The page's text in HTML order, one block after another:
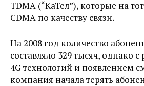
TDMA (“КаТел”), которые на
CDMA по качеству связи.
На 2008 год количество
составляло 329 тысяч, однако
4G технологий и появлением
компания начала терять